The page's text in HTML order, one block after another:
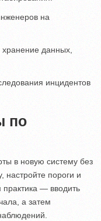
на
данных,
инцидентов
по
в новую систему без
настройте пороги и
— вводить
а затем